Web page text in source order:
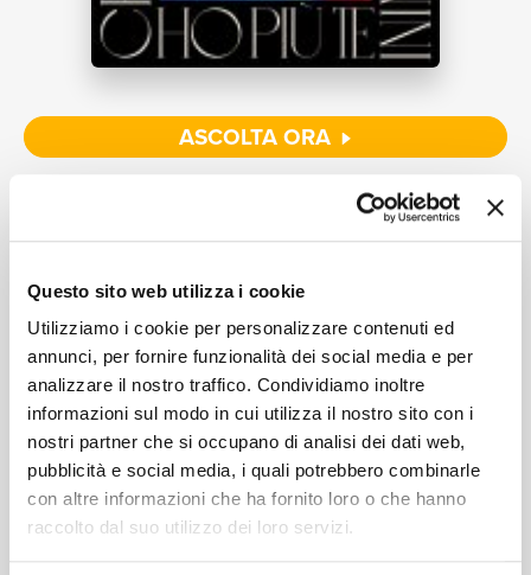
Questo sito web utilizza i cookie
Utilizziamo i cookie per personalizzare contenuti ed
annunci, per fornire funzionalità dei social media e per
analizzare il nostro traffico. Condividiamo inoltre
informazioni sul modo in cui utilizza il nostro sito con i
nostri partner che si occupano di analisi dei dati web,
pubblicità e social media, i quali potrebbero combinarle
con altre informazioni che ha fornito loro o che hanno
raccolto dal suo utilizzo dei loro servizi.
ASCOLTA ORA
1 Ora che non ho più te
Cesare Cremonini
Formati disponibili:
Digitale eSingle Audio/Multi Track
NEWS
RICERCA
CHI SIAMO
CONTATTI